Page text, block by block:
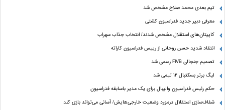
تیم بعدی محمد صلاح مشخص شد
معرفی دبیر جدید فدراسیون کشتی
کاپیتان‌های استقلال مشخص شدند/ انتخاب جذاب سهراب
انتقاد شدید حسن روحانی از رییس فدراسیون کاراته
تصمیم جنجالی FIVB رسمی شد
لیگ برتر بسکتبال ۱۲ تیمی شد
حکم رئیس فدراسیون والیبال برای یک مدیر باسابقه فدراسیون
شفاف‌سازی استقلال درمورد وضعیت خارجی‌هایش/ آسانی می‌تواند بازی کند